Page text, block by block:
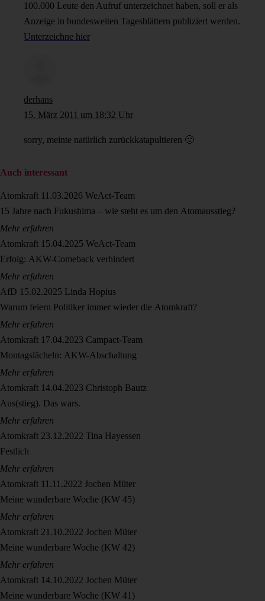
100.000 Leute den Aufruf unterzeichnet haben, soll er als
Anzeige in bundesweiten Tagesblättern publiziert werden.
Unterzeichne hier
derhans
15. März 2011 um 18:32 Uhr
sorry, meinte natürlich zurückkatapultieren 🙂
Auch interessant
Atomkraft 11.03.2026 WeAct-Team
15 Jahre nach Fukushima – wie steht es um den Atomausstieg?
Mehr erfahren
Atomkraft 15.04.2025 WeAct-Team
Erfolg: AKW-Comeback verhindert
Mehr erfahren
AfD 15.02.2025 Linda Hopius
Warum feiern Politiker immer wieder die Atomkraft?
Mehr erfahren
Atomkraft 17.04.2023 Campact-Team
Montagslächeln: AKW-Abschaltung
Mehr erfahren
Atomkraft 14.04.2023 Christoph Bautz
Aus(stieg). Das wars.
Mehr erfahren
Atomkraft 23.12.2022 Tina Hayessen
Festlich
Mehr erfahren
Atomkraft 11.11.2022 Jochen Müter
Meine wunderbare Woche (KW 45)
Mehr erfahren
Atomkraft 21.10.2022 Jochen Müter
Meine wunderbare Woche (KW 42)
Mehr erfahren
Atomkraft 14.10.2022 Jochen Müter
Meine wunderbare Woche (KW 41)